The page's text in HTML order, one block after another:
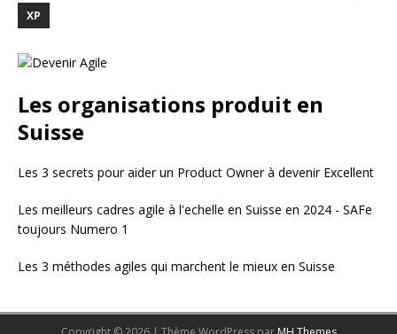
XP
Les organisations produit en
Suisse
Les 3 secrets pour aider un Product Owner à devenir Excellent
Les meilleurs cadres agile à l'echelle en Suisse en 2024 - SAFe
toujours Numero 1
Les 3 méthodes agiles qui marchent le mieux en Suisse